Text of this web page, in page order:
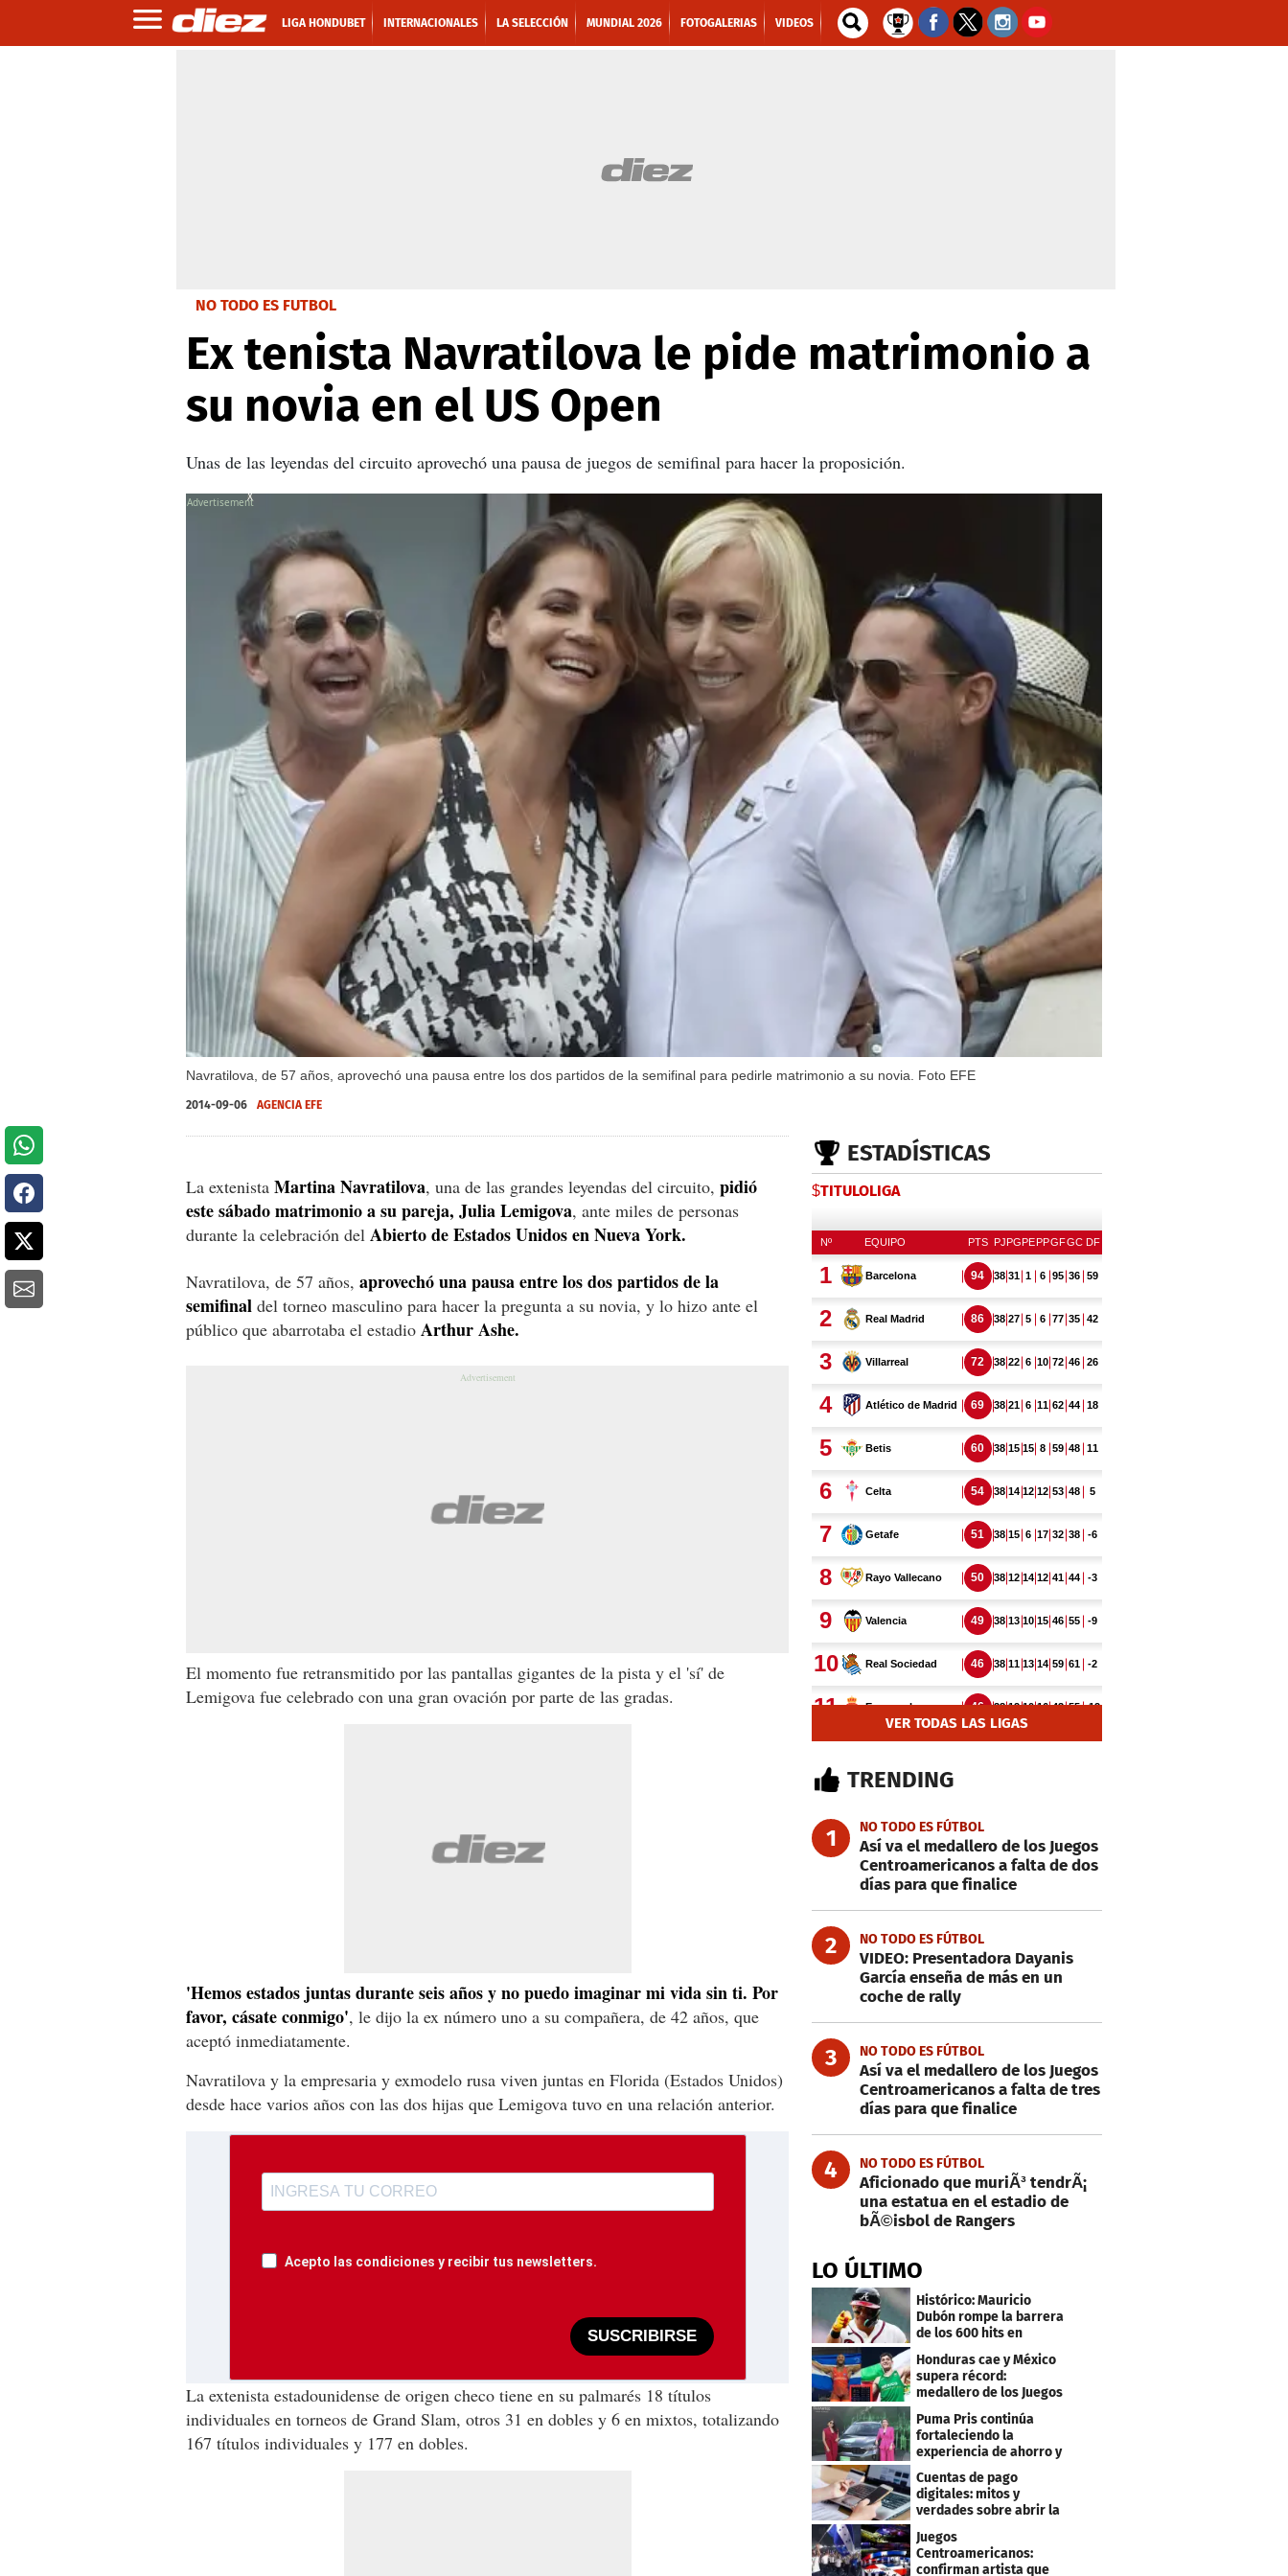
LIGA HONDUBET INTERNACIONALES LA SELECCIÓN MUNDIAL 2026 FOTOGALERIAS VIDEOS
NO TODO ES FUTBOL
Ex tenista Navratilova le pide matrimonio a
su novia en el US Open
Unas de las leyendas del circuito aprovechó una pausa de juegos de semifinal para hacer la proposición.
Navratilova, de 57 años, aprovechó una pausa entre los dos partidos de la semifinal para pedirle matrimonio a su novia. Foto EFE
X
2014-09-06 AGENCIA EFE
La extenista Martina Navratilova, una de las grandes leyendas del circuito, pidió
este sábado matrimonio a su pareja, Julia Lemigova, ante miles de personas
durante la celebración del Abierto de Estados Unidos en Nueva York.
Navratilova, de 57 años, aprovechó una pausa entre los dos partidos de la
semifinal del torneo masculino para hacer la pregunta a su novia, y lo hizo ante el
público que abarrotaba el estadio Arthur Ashe.
El momento fue retransmitido por las pantallas gigantes de la pista y el 'sí' de
Lemigova fue celebrado con una gran ovación por parte de las gradas.
'Hemos estados juntas durante seis años y no puedo imaginar mi vida sin ti. Por
favor, cásate conmigo', le dijo la ex número uno a su compañera, de 42 años, que
aceptó inmediatamente.
Navratilova y la empresaria y exmodelo rusa viven juntas en Florida (Estados Unidos)
desde hace varios años con las dos hijas que Lemigova tuvo en una relación anterior.
Acepto las condiciones y recibir tus newsletters.
SUSCRIBIRSE
La extenista estadounidense de origen checo tiene en su palmarés 18 títulos
individuales en torneos de Grand Slam, otros 31 en dobles y 6 en mixtos, totalizando
167 títulos individuales y 177 en dobles.
ESTADÍSTICAS
$TITULOLIGA
VER TODAS LAS LIGAS
TRENDING
1 NO TODO ES FÚTBOL
Así va el medallero de los Juegos
Centroamericanos a falta de dos
días para que finalice
2 NO TODO ES FÚTBOL
VIDEO: Presentadora Dayanis
García enseña de más en un
coche de rally
3 NO TODO ES FÚTBOL
Así va el medallero de los Juegos
Centroamericanos a falta de tres
días para que finalice
4 NO TODO ES FÚTBOL
Aficionado que muriÃ³ tendrÃ¡
una estatua en el estadio de
bÃ©isbol de Rangers
LO ÚLTIMO
Histórico: Mauricio
Dubón rompe la barrera
de los 600 hits en
Honduras cae y México
supera récord:
medallero de los Juegos
Centroamericanos
Puma Pris continúa
fortaleciendo la
experiencia de ahorro y
beneficios para sus
clientes
Cuentas de pago
digitales: mitos y
verdades sobre abrir la
Juegos
Centroamericanos:
confirman artista que